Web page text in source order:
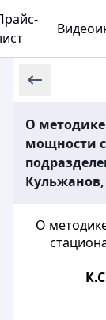
О
мощности
О